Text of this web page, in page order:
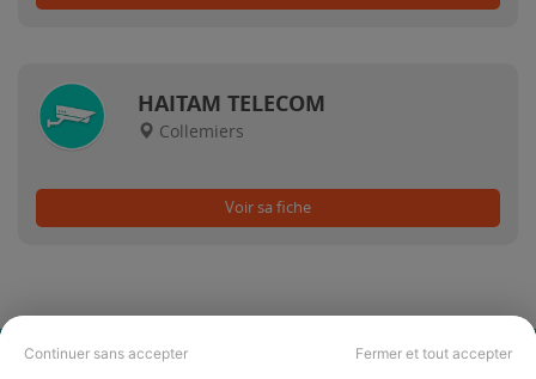
Continuer sans accepter Fermer et tout accepter
HAITAM TELECOM
Collemiers
Voir sa fiche